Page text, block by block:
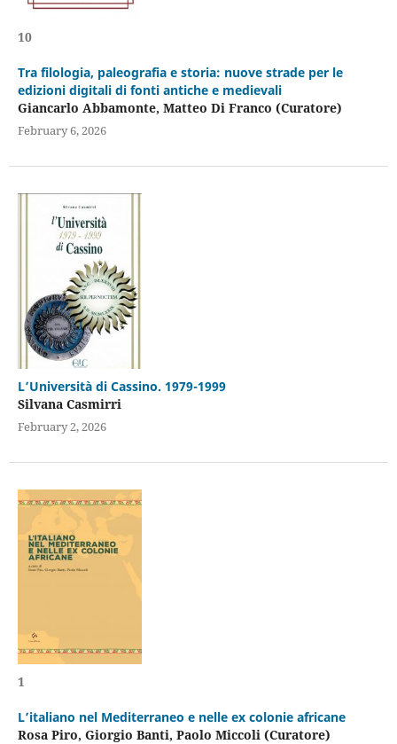
10
Tra filologia, paleografia e storia: nuove strade per le
edizioni digitali di fonti antiche e medievali
Giancarlo Abbamonte, Matteo Di Franco (Curatore)
February 6, 2026
L’Università di Cassino. 1979-1999
Silvana Casmirri
February 2, 2026
1
L’italiano nel Mediterraneo e nelle ex colonie africane
Rosa Piro, Giorgio Banti, Paolo Miccoli (Curatore)